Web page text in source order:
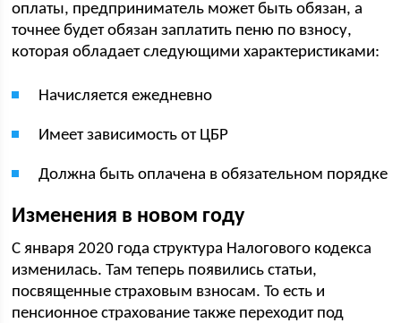
оплаты, предприниматель может быть обязан, а
точнее будет обязан заплатить пеню по взносу,
которая обладает следующими характеристиками:
Начисляется ежедневно
Имеет зависимость от ЦБР
Должна быть оплачена в обязательном порядке
Изменения в новом году
С января 2020 года структура Налогового кодекса
изменилась. Там теперь появились статьи,
посвященные страховым взносам. То есть и
пенсионное страхование также переходит под